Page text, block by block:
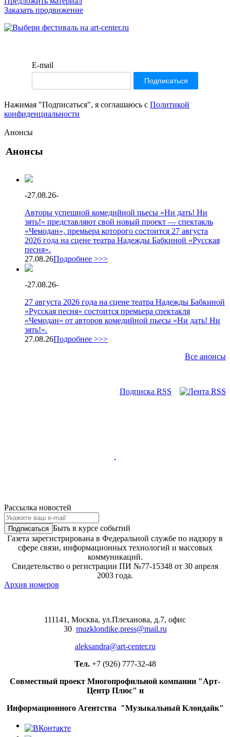
Заказать продвижение
E-mail
Нажимая "Подписаться", я соглашаюсь с Политикой
конфиденциальности
Анонсы
Анонсы
-27.08.26-
Авторы успешной комедийной пьесы «Ни дать! Ни
зять!» представляют свой новый проект — спектакль
«Чемодан», премьера которого состоится 27 августа
2026 года на сцене театра Надежды Бабкиной «Русская
песня».
27.08.26Подробнее >>>
-27.08.26-
27 августа 2026 года на сцене театра Надежды Бабкиной
«Русская песня» состоится премьера спектакля
«Чемодан» от авторов комедийной пьесы «Ни дать! Ни
зять!».
27.08.26Подробнее >>>
Все анонсы
Подписка RSS
Рассылка новостей
Быть в курсе событий
Газета зарегистрирована в Федеральной службе по надзору в
сфере связи, информационных технологий и массовых
коммуникаций.
Свидетельство о регистрации ПИ №77-15348 от 30 апреля
2003 года.
Архив номеров
111141, Москва, ул.Плеханова, д.7, офис
30 muzklondike.press@mail.ru
aleksandra@art-center.ru
Тел. +7 (926) 777-32-48
Совместный проект Многопрофильной компании "Арт-
Центр Плюс" и
Информационного Агентства "Музыкальный Клондайк"